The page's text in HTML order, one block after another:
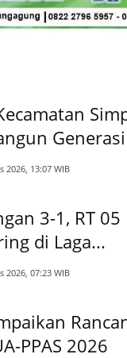
Generasi
2026, 13:07 WIB
3-1, RT 05
di Laga...
2026, 07:23 WIB
PPAS 2026